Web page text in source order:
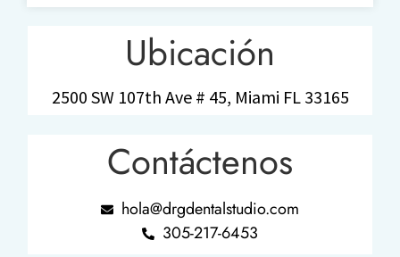
Ubicación
2500 SW 107th Ave # 45, Miami FL 33165
Contáctenos
hola@drgdentalstudio.com
305-217-6453